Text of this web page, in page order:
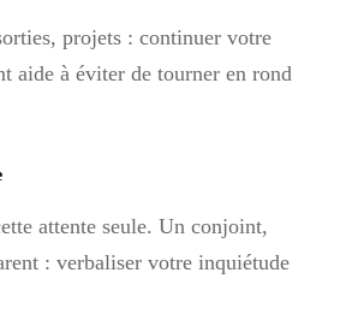
projets : continuer votre
aide à éviter de tourner en rond
attente seule. Un conjoint,
: verbaliser votre inquiétude